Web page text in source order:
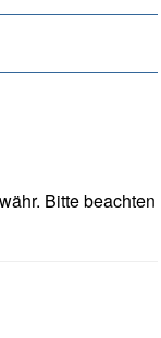
Bitte beachten